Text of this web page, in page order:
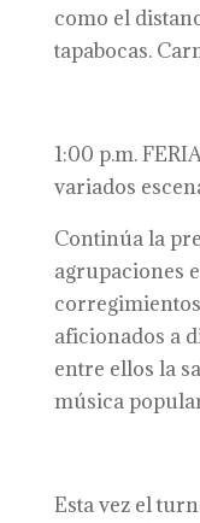
como el
tapabocas.
1:00 p.m.
variados
Continúa la
agrupaciones
aficionados a
entre ellos la
música
Esta vez el